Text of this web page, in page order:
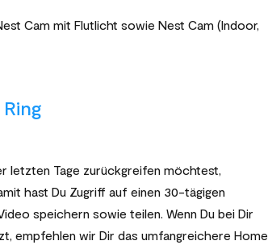
Cam mit Flutlicht sowie Nest Cam (Indoor,
letzten Tage zurückgreifen möchtest,
hast Du Zugriff auf einen 30-tägigen
speichern sowie teilen. Wenn Du bei Dir
empfehlen wir Dir das umfangreichere Home